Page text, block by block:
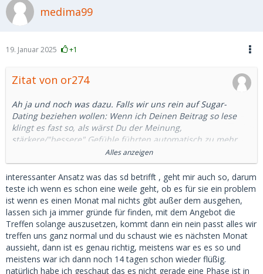
medima99
19. Januar 2025 +1
Zitat von or274
Ah ja und noch was dazu. Falls wir uns rein auf Sugar-
Dating beziehen wollen: Wenn ich Deinen Beitrag so lese
klingt es fast so, als wärst Du der Meinung,
stärkere/"bessere" Gefühle führten automatisch zu mehr
Unterstützung. Ich sehe das in diesem Kontext überhaupt
nicht so, sondern da kommt etwas ganz Paradoxes ins Spiel.
Je mehr das ganze klar einfach nur ein Geschäft ist und je
weniger Gefühle im Spiel sind, desto einfacher ist es für
mich alles mit Geld abzugelten. Ich bezahl die Zeit, hab
meinen Spass und die Sache ist erledigt. Je besser die Zeit,
desto besser die Bezahlung.
Je mehr Gefühle ich aber für ein SB entwickle, desto mehr
habe ich die Sehnsucht, für dieses SB auch etwas ganz
Alles anzeigen
interessanter Ansatz was das sd betrifft , geht mir auch so, darum
teste ich wenn es schon eine weile geht, ob es für sie ein problem
ist wenn es einen Monat mal nichts gibt außer dem ausgehen,
lassen sich ja immer gründe für finden, mit dem Angebot die
Treffen solange auszusetzen, kommt dann ein nein passt alles wir
treffen uns ganz normal und du schaust wie es nächsten Monat
aussieht, dann ist es genau richtig, meistens war es es so und
meistens war ich dann noch 14 tagen schon wieder flüßig.
natürlich habe ich geschaut das es nicht gerade eine Phase ist in